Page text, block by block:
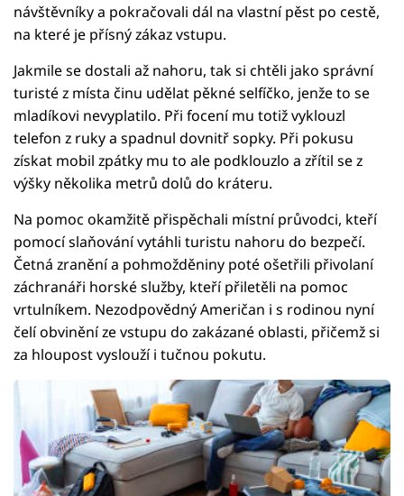
návštěvníky a pokračovali dál na vlastní pěst po cestě,
na které je přísný zákaz vstupu.
Jakmile se dostali až nahoru, tak si chtěli jako správní
turisté z místa činu udělat pěkné selfíčko, jenže to se
mladíkovi nevyplatilo. Při focení mu totiž vyklouzl
telefon z ruky a spadnul dovnitř sopky. Při pokusu
získat mobil zpátky mu to ale podklouzlo a zřítil se z
výšky několika metrů dolů do kráteru.
Na pomoc okamžitě přispěchali místní průvodci, kteří
pomocí slaňování vytáhli turistu nahoru do bezpečí.
Četná zranění a pohmožděniny poté ošetřili přivolaní
záchranáři horské služby, kteří přiletěli na pomoc
vrtulníkem. Nezodpovědný Američan i s rodinou nyní
čelí obvinění ze vstupu do zakázané oblasti, přičemž si
za hloupost vyslouží i tučnou pokutu.